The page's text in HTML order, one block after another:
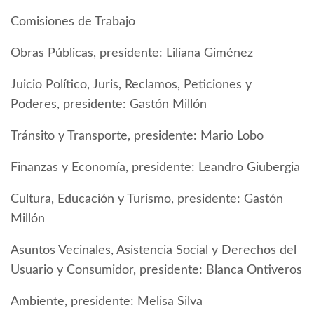
Comisiones de Trabajo
Obras Públicas, presidente: Liliana Giménez
Juicio Político, Juris, Reclamos, Peticiones y
Poderes, presidente: Gastón Millón
Tránsito y Transporte, presidente: Mario Lobo
Finanzas y Economía, presidente: Leandro Giubergia
Cultura, Educación y Turismo, presidente: Gastón
Millón
Asuntos Vecinales, Asistencia Social y Derechos del
Usuario y Consumidor, presidente: Blanca Ontiveros
Ambiente, presidente: Melisa Silva